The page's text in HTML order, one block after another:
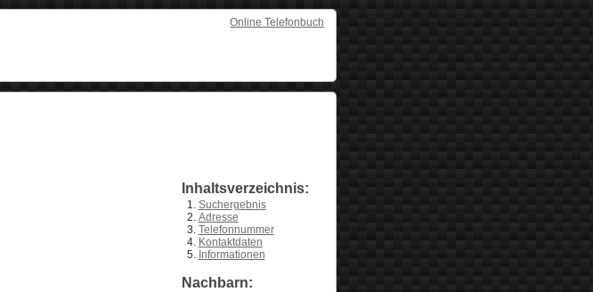
Online Telefonbuch
Inhaltsverzeichnis:
Suchergebnis
Adresse
Telefonnummer
Kontaktdaten
Informationen
Nachbarn: